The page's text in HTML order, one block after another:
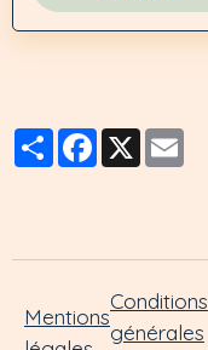
PartagerFacebook
X
Mentions
Conditions
générales